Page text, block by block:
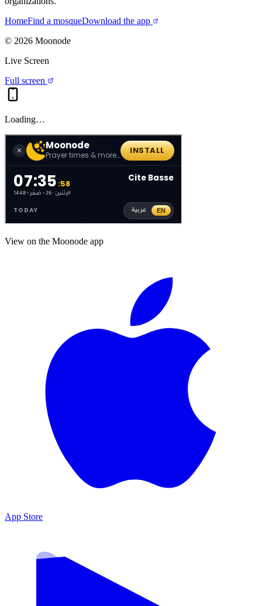
HomeFind a mosqueDownload the app
© 2026 Moonode
Live Screen
Full screen
Loading…
View on the Moonode app
App Store